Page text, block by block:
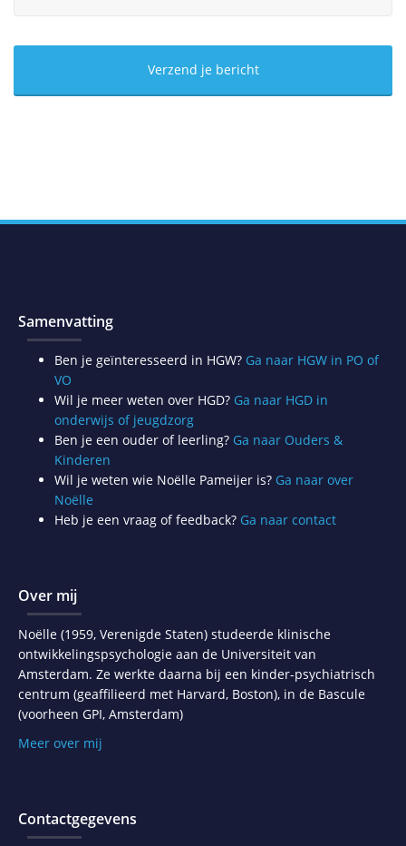
Samenvatting
Ben je geïnteresseerd in HGW? Ga naar HGW in PO of
VO
Wil je meer weten over HGD? Ga naar HGD in
onderwijs of jeugdzorg
Ben je een ouder of leerling? Ga naar Ouders &
Kinderen
Wil je weten wie Noëlle Pameijer is? Ga naar over
Noëlle
Heb je een vraag of feedback? Ga naar contact
Over mij
Noëlle (1959, Verenigde Staten) studeerde klinische
ontwikkelingspsychologie aan de Universiteit van
Amsterdam. Ze werkte daarna bij een kinder-psychiatrisch
centrum (geaffilieerd met Harvard, Boston), in de Bascule
(voorheen GPI, Amsterdam)
Meer over mij
Contactgegevens